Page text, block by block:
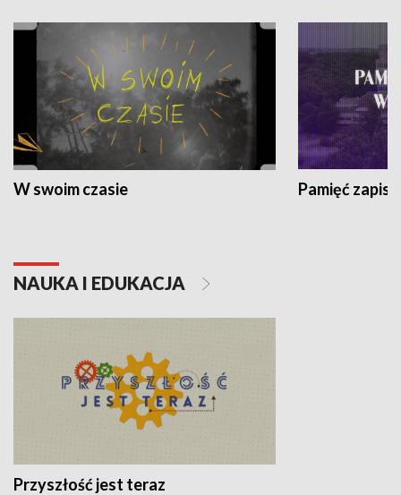
W swoim czasie Pamięć
NAUKA I EDUKACJA
Przyszłość jest teraz